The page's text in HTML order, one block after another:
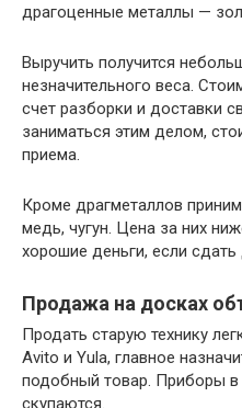
драгоценные металлы —
Выручить получится
незначительного веса.
счет разборки и доставки
заниматься этим делом,
приема.
Кроме драгметаллов
медь, чугун. Цена за них
хорошие деньги, если
Продажа на досках
Продать старую технику
Avito и Yula, главное
подобный товар. Приборы
скупаются.